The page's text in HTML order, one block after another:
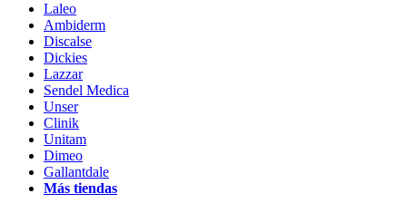
Laleo
Ambiderm
Discalse
Dickies
Lazzar
Sendel Medica
Unser
Clinik
Unitam
Dimeo
Gallantdale
Más tiendas